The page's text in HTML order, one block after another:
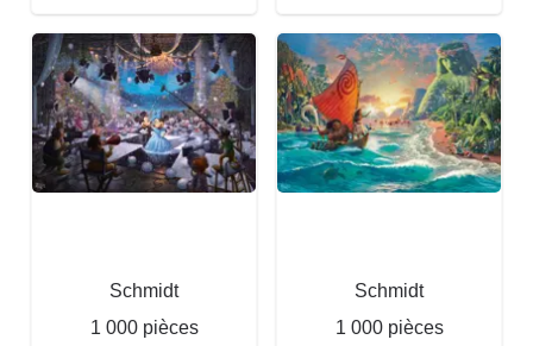
Schmidt
1 000 pièces
Schmidt
1 000 pièces